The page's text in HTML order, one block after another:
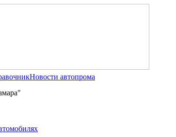
Новости автопрома